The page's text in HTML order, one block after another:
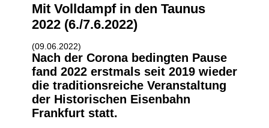
Mit Volldampf in den Taunus
2022 (6./7.6.2022)
(09.06.2022)
Nach der Corona bedingten Pause
fand 2022 erstmals seit 2019 wieder
die traditionsreiche Veranstaltung
der Historischen Eisenbahn
Frankfurt statt.